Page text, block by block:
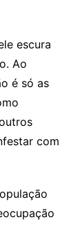
escura
Ao
é só as
com